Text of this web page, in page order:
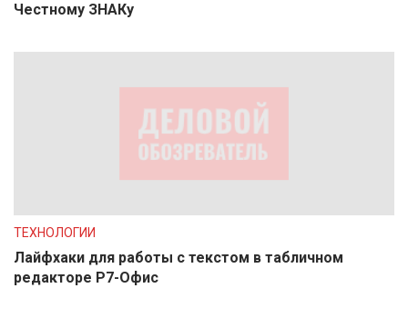
Честному ЗНАКу
ТЕХНОЛОГИИ
Лайфхаки для работы с текстом в табличном
редакторе Р7-Офис